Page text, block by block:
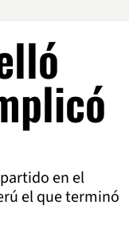
en el
el que terminó